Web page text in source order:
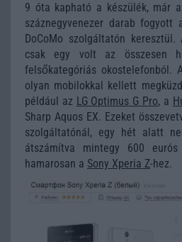
9 óta kapható a készülék, már
száznegyvenezer darab fogyott
DoCoMo szolgáltatón
csak egy volt az összesen
felsőkategóriás okostelefonból.
olyan mobilokkal kellett
például az LG Optimus G Pro, a
Sharp Aquos EX. Ezeket
szolgáltatónál, egy hét alatt
átszámítva mintegy 600
hamarosan a Sony Xperia Z-hez.